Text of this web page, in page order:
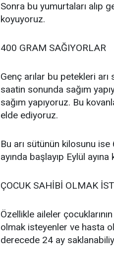
Sonra bu yumurtaları alıp
koyuyoruz.
400 GRAM SAĞIYORLAR
Genç arılar bu petekleri
saatin sonunda sağım
sağım yapıyoruz. Bu
elde ediyoruz.
Bu arı sütünün kilosunu
ayında başlayıp Eylül
ÇOCUK SAHİBİ OLMAK
Özellikle aileler
olmak isteyenler ve hasta
derecede 24 ay